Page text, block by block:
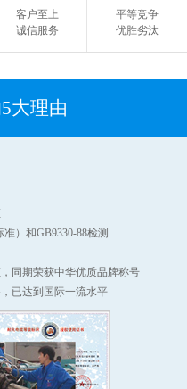
客户至上
诚信服务
平等竞争
优胜劣汰
大理由
）和GB9330-88检测
同期荣获中华优质品牌称号
已达到国际一流水平